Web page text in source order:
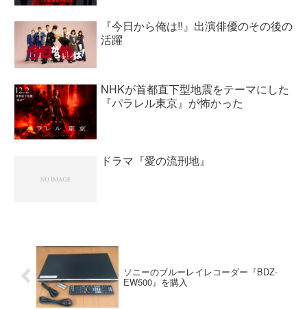
『今日から俺は!!』出演俳優のその後の
活躍
NHKが首都直下型地震をテーマにした
『パラレル東京』が怖かった
ドラマ『愛の流刑地』
ソニーのブルーレイレコーダー『BDZ-
EW500』を購入